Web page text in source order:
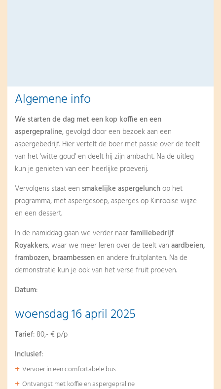
Algemene info
We starten de dag met een kop koffie en een
aspergepraline, gevolgd door een bezoek aan een
aspergebedrijf. Hier vertelt de boer met passie over de teelt
van het 'witte goud' en deelt hij zijn ambacht. Na de uitleg
kun je genieten van een heerlijke proeverij.
Vervolgens staat een smakelijke aspergelunchop het
programma, met aspergesoep, asperges op Kinrooise wijze
en een dessert.
In de namiddag gaan we verder naarfamiliebedrijf
Royakkers, waar we meer leren over de teelt van aardbeien,
frambozen, braambessenen andere fruitplanten. Na de
demonstratie kun je ook van het verse fruit proeven.
Datum:
woensdag 16 april 2025
Tarief: 80,- € p/p
Inclusief:
Vervoer in een comfortabele bus
Ontvangst met koffie en aspergepraline